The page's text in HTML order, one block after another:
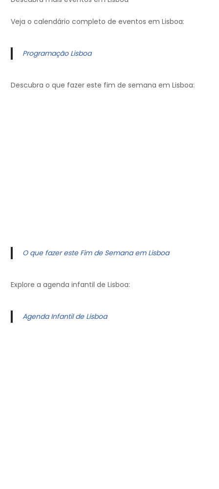
Veja o calendário completo de eventos em Lisboa:
Programação Lisboa
Descubra o que fazer este fim de semana em Lisboa:
O que fazer este Fim de Semana em Lisboa
Explore a agenda infantil de Lisboa:
Agenda Infantil de Lisboa